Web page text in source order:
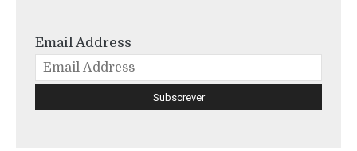
Email Address